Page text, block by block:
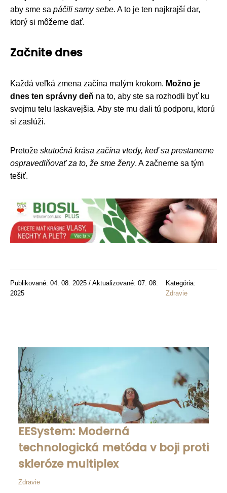
aby sme sa páčili samy sebe. A to je ten najkrajší dar,
ktorý si môžeme dať.
Začnite dnes
Každá veľká zmena začína malým krokom. Možno je
dnes ten správny deň na to, aby ste sa rozhodli byť ku
svojmu telu laskavejšia. Aby ste mu dali tú podporu, ktorú
si zaslúži.
Pretože skutočná krása začína vtedy, keď sa prestaneme
ospravedlňovať za to, že sme ženy. A začneme sa tým
tešiť.
Publikované: 04. 08. 2025 / Aktualizované: 07. 08.
2025
Kategória:
Zdravie
EESystem: Moderná
technologická metóda v boji proti
skleróze multiplex
Zdravie